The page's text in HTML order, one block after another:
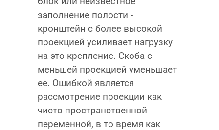
заполнение полости -
кронштейн с более высокой
проекцией усиливает нагрузку
на это крепление. Скоба с
меньшей проекцией уменьшает
ее. Ошибкой является
рассмотрение проекции как
чисто пространственной
переменной, в то время как